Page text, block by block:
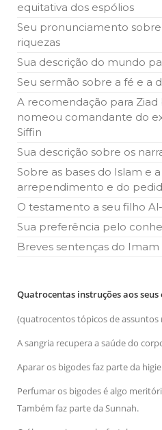
equitativa dos espólios
Seu pronunciamento
riquezas
Sua descrição do mundo
Seu sermão sobre a fé e a
A recomendação para
nomeou comandante do
Siffin
Sua descrição sobre os
Sobre as bases do Islam e
arrependimento e do
O testamento a seu filho Al-
Sua preferência pelo
Breves sentenças do Imam
Quatrocentas instruções aos
(quatrocentos tópicos de assuntos
A sangria recupera a saúde do
Aparar os bigodes faz parte da
Perfumar os bigodes é algo
Também faz parte da Sunnah.